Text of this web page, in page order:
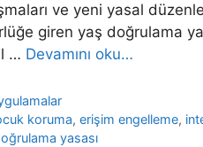
ve yeni yasal
giren yaş doğrulama
… Devamını oku…
koruma,erişim engelleme,
yasası